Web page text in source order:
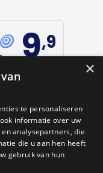
9,9
×
te personaliseren
informatie over uw
analysepartners, die
die u aan hen heeft
gebruik van hun